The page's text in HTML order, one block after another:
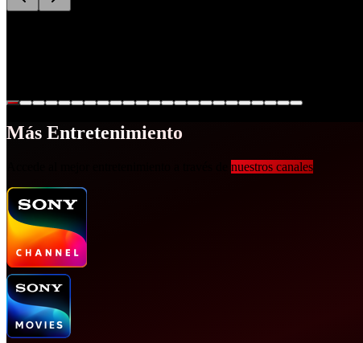
Más Entretenimiento
nuestros canales